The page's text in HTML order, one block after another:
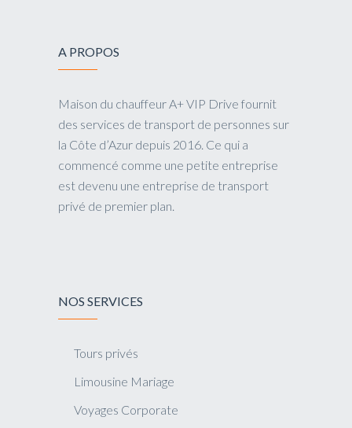
A PROPOS
Maison du chauffeur A+ VIP Drive fournit
des services de transport de personnes sur
la Côte d’Azur depuis 2016. Ce qui a
commencé comme une petite entreprise
est devenu une entreprise de transport
privé de premier plan.
NOS SERVICES
Tours privés
Limousine Mariage
Voyages Corporate